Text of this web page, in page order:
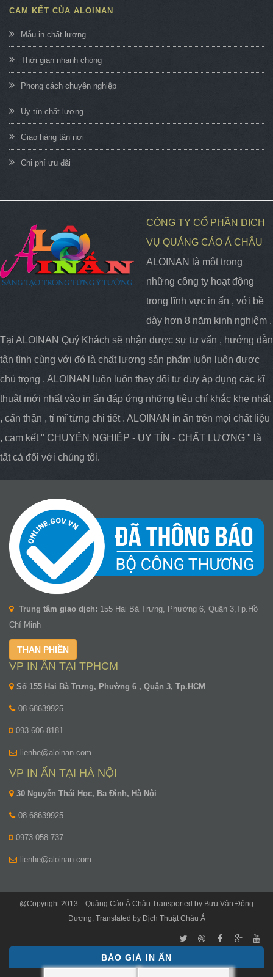
CAM KẾT CỦA ALOINAN
Mẫu in chất lượng
Thời gian nhanh chóng
Phong cách chuyên nghiệp
Uy tín chất lượng
Giao hàng tận nơi
Chi phí ưu đãi
CÔNG TY CỔ PHẦN DỊCH
VỤ QUẢNG CÁO Á CHÂU
ALOINAN là một trong
những công ty hoạt động
trong lĩnh vực in ấn , với bề
dày hơn 8 năm kinh nghiệm .
Tại ALOINAN Quý Khách sẽ nhận được sự tư vấn , hướng dẫn
tận tình cùng với đó là chất lượng sản phẩm luôn luôn được
chú trọng . ALOINAN luôn luôn thay đổi tư duy áp dụng các kĩ
thuật mới nhất vào in ấn đáp ứng những tiêu chí khắc khe nhất
, cẩn thận , tỉ mĩ từng chi tiết . ALOINAN in ấn trên mọi chất liệu
, cam kết " CHUYÊN NGHIỆP - UY TÍN - CHẤT LƯỢNG " là
tất cả đối với chúng tôi.
Trung tâm giao dịch: 155 Hai Bà Trưng, Phường 6, Quận 3,Tp.Hồ
Chí Minh
THAN PHIỀN
VP IN ẤN TẠI TPHCM
Số 155 Hai Bà Trưng, Phường 6 , Quận 3, Tp.HCM
08.68639925
093-606-8181
lienhe@aloinan.com
VP IN ẤN TẠI HÀ NỘI
30 Nguyễn Thái Học, Ba Đình, Hà Nội
08.68639925
0973-058-737
lienhe@aloinan.com
@Copyright 2013 . Quảng Cáo Á Châu Transported by Bưu Vận Đông
Dương, Translated by Dịch Thuật Châu Á
BÁO GIÁ IN ẤN